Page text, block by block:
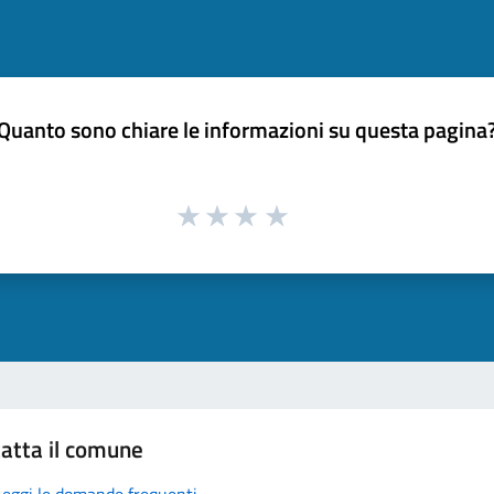
sono chiare le informazioni su questa
il comune